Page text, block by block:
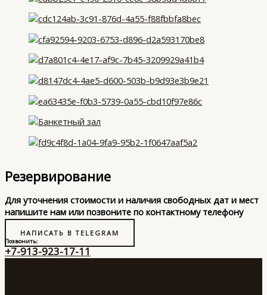
Резервирование
Для уточнения стоимости и наличия свободных дат и мест
напишите нам или позвоните по контактному телефону
НАПИСАТЬ В TELEGRAM
Позвонить:
+7-913-923-17-11